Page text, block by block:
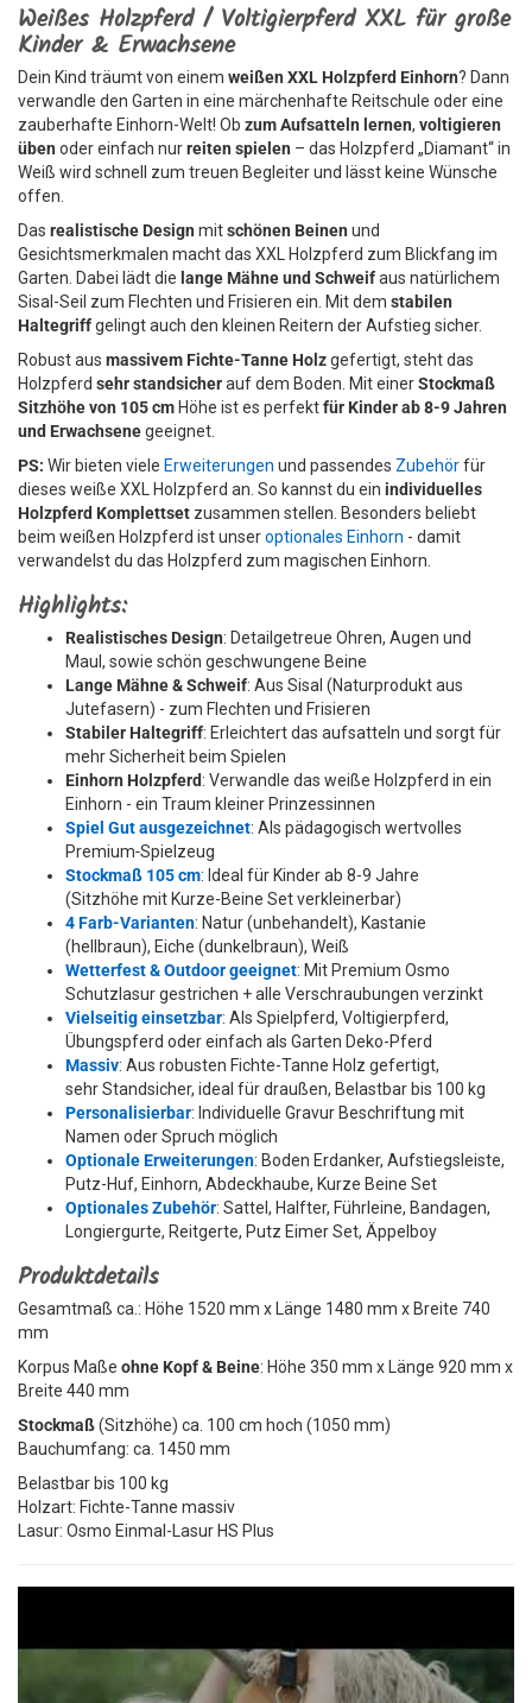
Weißes Holzpferd / Voltigierpferd XXL für große
Kinder & Erwachsene
Dein Kind träumt von einem weißen XXL Holzpferd Einhorn? Dann
verwandle den Garten in eine märchenhafte Reitschule oder eine
zauberhafte Einhorn-Welt! Ob zum Aufsatteln lernen, voltigieren
üben oder einfach nurreiten spielen – das Holzpferd „Diamant“ in
Weiß wird schnell zum treuen Begleiter und lässt keine Wünsche
offen.
Das realistische Design mitschönen Beinen und
Gesichtsmerkmalen macht das XXL Holzpferd zum Blickfang im
Garten. Dabei lädt die lange Mähne und Schweifaus natürlichem
Sisal-Seil zum Flechten und Frisieren ein. Mit dem stabilen
Haltegriffgelingt auch den kleinen Reitern der Aufstieg sicher.
Robust aus massivem Fichte-Tanne Holzgefertigt, steht das
Holzpferd sehr standsicherauf dem Boden. Mit einerStockmaß
Sitzhöhe von 105 cm Höhe ist es perfektfür Kinder ab 8-9 Jahren
und Erwachsenegeeignet.
PS: Wir bieten viele Erweiterungen und passendes Zubehörfür
dieses weiße XXL Holzpferd an. So kannst du ein individuelles
Holzpferd Komplettset zusammen stellen. Besonders beliebt
beim weißen Holzpferd ist unseroptionales Einhorn - damit
verwandelst du das Holzpferd zum magischen Einhorn.
Highlights:
Realistisches Design: Detailgetreue Ohren, Augen und
Maul, sowie schön geschwungene Beine
Lange Mähne & Schweif: Aus Sisal (Naturprodukt aus
Jutefasern) - zum Flechten und Frisieren
Stabiler Haltegriff: Erleichtert das aufsatteln und sorgt für
mehr Sicherheit beim Spielen
Einhorn Holzpferd: Verwandle das weiße Holzpferd in ein
Einhorn - ein Traum kleiner Prinzessinnen
Spiel Gut ausgezeichnet: Als pädagogisch wertvolles
Premium‑Spielzeug
Stockmaß 105 cm: Ideal für Kinder ab 8-9 Jahre
(Sitzhöhe mit Kurze-Beine Set verkleinerbar)
4 Farb-Varianten: Natur (unbehandelt), Kastanie
(hellbraun), Eiche (dunkelbraun), Weiß
Wetterfest & Outdoor geeignet: Mit Premium Osmo
Schutzlasur gestrichen + alle Verschraubungen verzinkt
Vielseitig einsetzbar: Als Spielpferd, Voltigierpferd,
Übungspferd oder einfach als Garten Deko-Pferd
Massiv: Aus robusten Fichte-Tanne Holz gefertigt,
sehr Standsicher, ideal für draußen, Belastbar bis 100 kg
Personalisierbar: Individuelle Gravur Beschriftung mit
Namen oder Spruch möglich
Optionale Erweiterungen: Boden Erdanker, Aufstiegsleiste,
Putz-Huf, Einhorn, Abdeckhaube, Kurze Beine Set
Optionales Zubehör: Sattel, Halfter, Führleine, Bandagen,
Longiergurte, Reitgerte, Putz Eimer Set, Äppelboy
Produktdetails
Gesamtmaß ca.: Höhe 1520 mm x Länge 1480 mm x Breite 740
mm
Korpus Maße ohne Kopf & Beine: Höhe 350 mm x Länge 920 mm x
Breite 440 mm
Stockmaß(Sitzhöhe) ca. 100 cm hoch (1050 mm)
Bauchumfang: ca. 1450 mm
Belastbar bis 100 kg
Holzart: Fichte-Tanne massiv
Lasur: Osmo Einmal-Lasur HS Plus